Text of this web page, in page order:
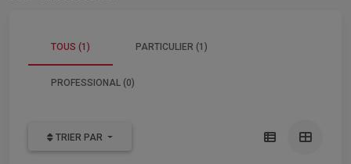
TOUS (1) PARTICULIER (1)
PROFESSIONAL (0)
TRIER PAR